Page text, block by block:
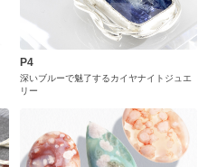
P4
深いブルーで魅了するカイヤナイトジュエ
リー